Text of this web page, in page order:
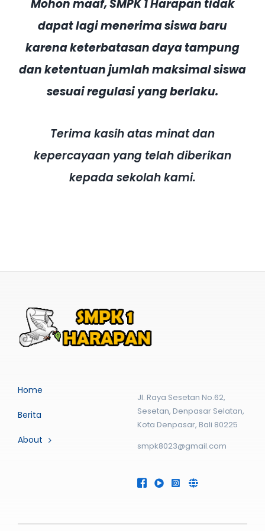
Mohon maaf, SMPK 1 Harapan tidak
dapat lagi menerima siswa baru
karena keterbatasan daya tampung
dan ketentuan jumlah maksimal siswa
sesuai regulasi yang berlaku.
Terima kasih atas minat dan
kepercayaan yang telah diberikan
kepada sekolah kami.
Home
Berita
About
Jl. Raya Sesetan No.62,
Sesetan, Denpasar Selatan,
Kota Denpasar, Bali 80225
smpk8023@gmail.com